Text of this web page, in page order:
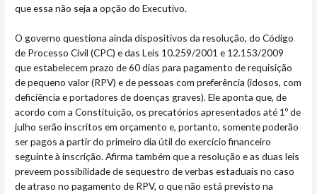
que essa não seja a opção do Executivo.
O governo questiona ainda dispositivos da resolução, do Código
de Processo Civil (CPC) e das Leis 10.259/2001 e 12.153/2009
que estabelecem prazo de 60 dias para pagamento de requisição
de pequeno valor (RPV) e de pessoas com preferência (idosos, com
deficiência e portadores de doenças graves). Ele aponta que, de
acordo com a Constituição, os precatórios apresentados até 1º de
julho serão inscritos em orçamento e, portanto, somente poderão
ser pagos a partir do primeiro dia útil do exercício financeiro
seguinte à inscrição. Afirma também que a resolução e as duas leis
preveem possibilidade de sequestro de verbas estaduais no caso
de atraso no pagamento de RPV, o que não está previsto na